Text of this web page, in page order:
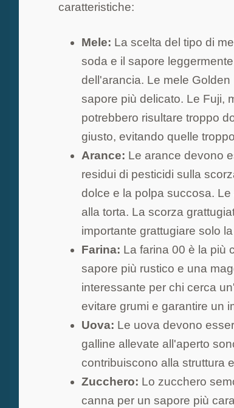
caratteristiche:
Mele: La scelta del tipo di
soda e il sapore
dell'arancia. Le mele
sapore più delicato. Le Fuji,
potrebbero risultare troppo
giusto, evitando quelle
Arance: Le arance devono
residui di pesticidi sulla
dolce e la polpa succosa.
alla torta. La scorza
importante grattugiare solo
Farina: La farina 00 è la più
sapore più rustico e una
interessante per chi cerca
evitare grumi e garantire un
Uova: Le uova devono
galline allevate all'aperto
contribuiscono alla struttura
Zucchero: Lo zucchero
canna per un sapore più